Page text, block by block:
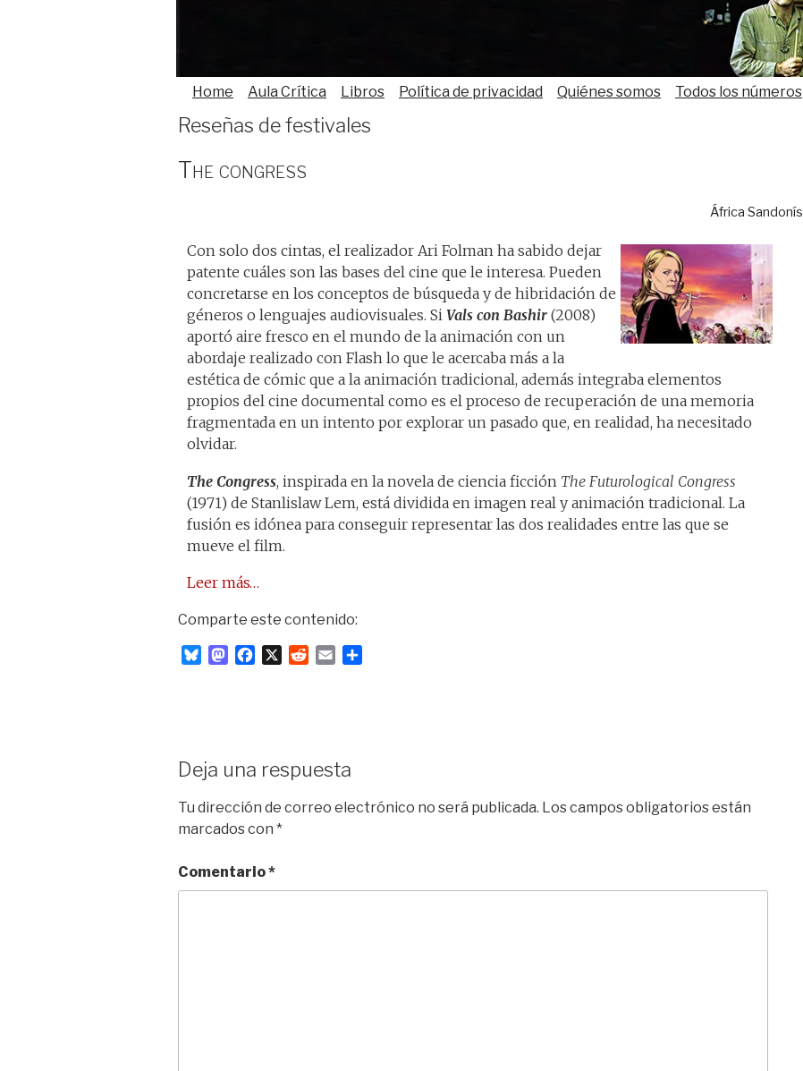
Home Aula Crítica Libros Política de privacidad Quiénes somos Todos los números
Reseñas de festivales
The congress
África Sandonís
Con solo dos cintas, el realizador Ari Folman ha sabido dejar
patente cuáles son las bases del cine que le interesa. Pueden
concretarse en los conceptos de búsqueda y de hibridación de
géneros o lenguajes audiovisuales. Si Vals con Bashir (2008)
aportó aire fresco en el mundo de la animación con un
abordaje realizado con Flash lo que le acercaba más a la
estética de cómic que a la animación tradicional, además integraba elementos
propios del cine documental como es el proceso de recuperación de una memoria
fragmentada en un intento por explorar un pasado que, en realidad, ha necesitado
olvidar.
The Congress, inspirada en la novela de ciencia ficción The Futurological Congress
(1971) de Stanlislaw Lem, está dividida en imagen real y animación tradicional. La
fusión es idónea para conseguir representar las dos realidades entre las que se
mueve el film.
Leer más…
Comparte este contenido:
y
M
o
o
X
r
Deja una respuesta
Tu dirección de correo electrónico no será publicada. Los campos obligatorios están
marcados con *
Comentario*